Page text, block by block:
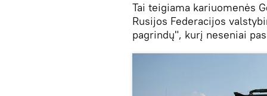
Tai teigiama kariuomenės
Rusijos Federacijos
pagrindų", kurį neseniai